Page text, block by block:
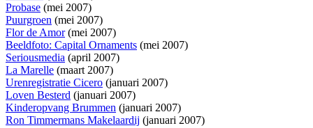
Probase (mei 2007)
Puurgroen (mei 2007)
Flor de Amor(mei 2007)
Beeldfoto: Capital Ornaments (mei 2007)
Seriousmedia (april 2007)
La Marelle (maart 2007)
Urenregistratie Cicero (januari 2007)
Loven Besterd (januari 2007)
Kinderopvang Brummen (januari 2007)
Ron Timmermans Makelaardij (januari 2007)